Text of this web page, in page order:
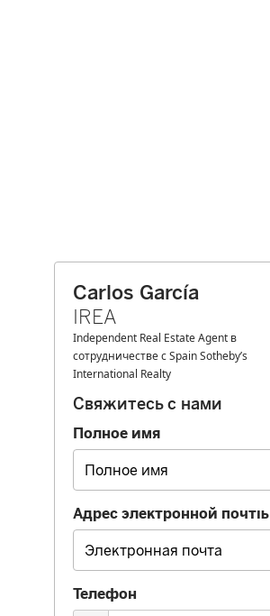
Carlos García
IREA
Independent Real Estate Agent в
сотрудничестве с Spain Sotheby’s
International Realty
Свяжитесь с нами
Полное имя
Адрес электронной почты
Телефон